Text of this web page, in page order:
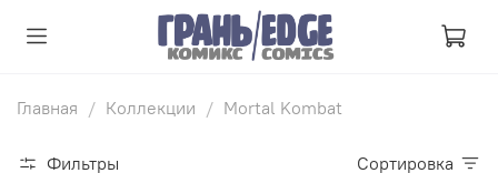
Главная Коллекции Mortal Kombat
Фильтры Сортировка